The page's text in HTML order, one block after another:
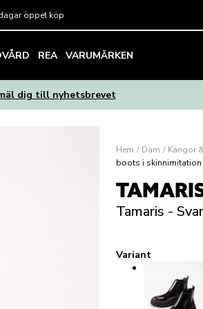
öppet köp
REA VARUMÄRKEN
dig till nyhetsbrevet
Hem / Dam / Kängor
boots i skinnimitation
Tamaris -
Variant